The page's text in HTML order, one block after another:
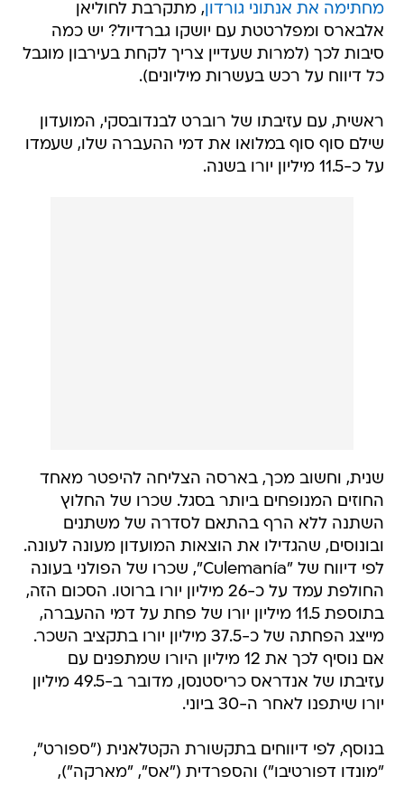
מחתימה את אנתוני גורדון, מתקרבת לחוליאן
אלבארס ומפלרטטת עם יושקו גברדיול? יש כמה
סיבות לכך (למרות שעדיין צריך לקחת בעירבון מוגבל
כל דיווח על רכש בעשרות מיליונים).
ראשית, עם עזיבתו של רוברט לבנדובסקי, המועדון
שילם סוף סוף במלואו את דמי ההעברה שלו, שעמדו
על כ-11.5 מיליון יורו בשנה.
שנית, וחשוב מכך, בארסה הצליחה להיפטר מאחד
החוזים המנופחים ביותר בסגל. שכרו של החלוץ
השתנה ללא הרף בהתאם לסדרה של משתנים
ובונוסים, שהגדילו את הוצאות המועדון מעונה לעונה.
לפי דיווח של "Culemanía", שכרו של הפולני בעונה
החולפת עמד על כ-26 מיליון יורו ברוטו. הסכום הזה,
בתוספת 11.5 מיליון יורו של פחת על דמי ההעברה,
מייצג הפחתה של כ-37.5 מיליון יורו בתקציב השכר.
אם נוסיף לכך את 12 מיליון היורו שמתפנים עם
עזיבתו של אנדראס כריסטנסן, מדובר ב-49.5 מיליון
יורו שיתפנו לאחר ה-30 ביוני.
בנוסף, לפי דיווחים בתקשורת הקטלאנית ("ספורט",
"מונדו דפורטיבו") והספרדית ("אס", "מארקה"),